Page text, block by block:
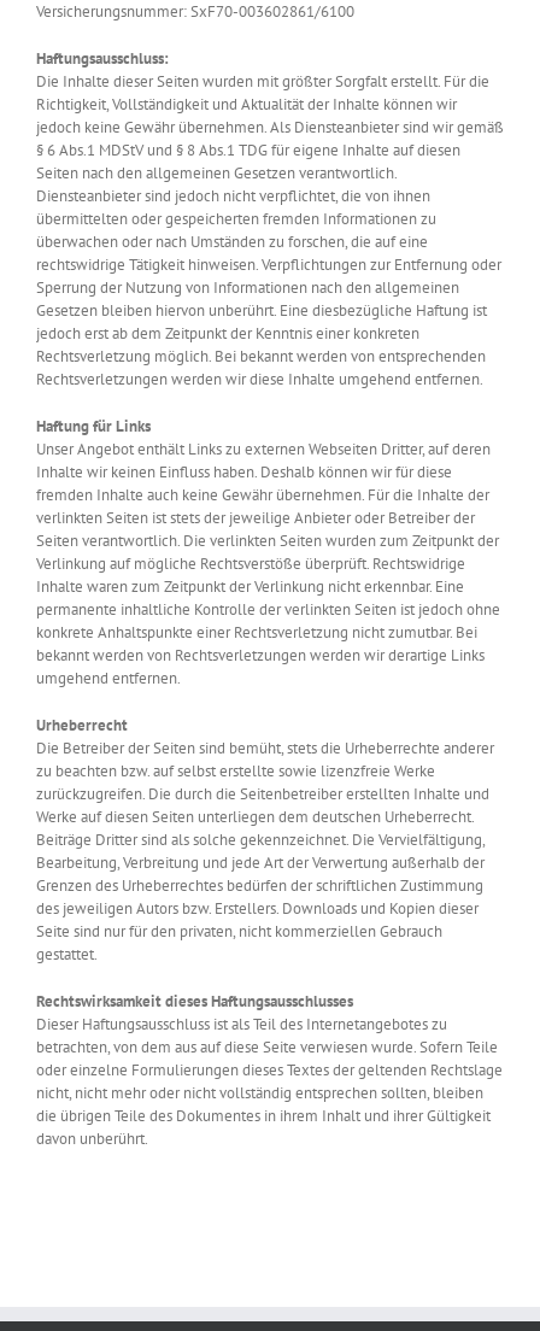
Versicherungsnummer: SxF70-003602861/6100
Haftungsausschluss:
Die Inhalte dieser Seiten wurden mit größter Sorgfalt erstellt. Für die
Richtigkeit, Vollständigkeit und Aktualität der Inhalte können wir
jedoch keine Gewähr übernehmen. Als Diensteanbieter sind wir gemäß
§ 6 Abs.1 MDStV und § 8 Abs.1 TDG für eigene Inhalte auf diesen
Seiten nach den allgemeinen Gesetzen verantwortlich.
Diensteanbieter sind jedoch nicht verpflichtet, die von ihnen
übermittelten oder gespeicherten fremden Informationen zu
überwachen oder nach Umständen zu forschen, die auf eine
rechtswidrige Tätigkeit hinweisen. Verpflichtungen zur Entfernung oder
Sperrung der Nutzung von Informationen nach den allgemeinen
Gesetzen bleiben hiervon unberührt. Eine diesbezügliche Haftung ist
jedoch erst ab dem Zeitpunkt der Kenntnis einer konkreten
Rechtsverletzung möglich. Bei bekannt werden von entsprechenden
Rechtsverletzungen werden wir diese Inhalte umgehend entfernen.
Haftung für Links
Unser Angebot enthält Links zu externen Webseiten Dritter, auf deren
Inhalte wir keinen Einfluss haben. Deshalb können wir für diese
fremden Inhalte auch keine Gewähr übernehmen. Für die Inhalte der
verlinkten Seiten ist stets der jeweilige Anbieter oder Betreiber der
Seiten verantwortlich. Die verlinkten Seiten wurden zum Zeitpunkt der
Verlinkung auf mögliche Rechtsverstöße überprüft. Rechtswidrige
Inhalte waren zum Zeitpunkt der Verlinkung nicht erkennbar. Eine
permanente inhaltliche Kontrolle der verlinkten Seiten ist jedoch ohne
konkrete Anhaltspunkte einer Rechtsverletzung nicht zumutbar. Bei
bekannt werden von Rechtsverletzungen werden wir derartige Links
umgehend entfernen.
Urheberrecht
Die Betreiber der Seiten sind bemüht, stets die Urheberrechte anderer
zu beachten bzw. auf selbst erstellte sowie lizenzfreie Werke
zurückzugreifen. Die durch die Seitenbetreiber erstellten Inhalte und
Werke auf diesen Seiten unterliegen dem deutschen Urheberrecht.
Beiträge Dritter sind als solche gekennzeichnet. Die Vervielfältigung,
Bearbeitung, Verbreitung und jede Art der Verwertung außerhalb der
Grenzen des Urheberrechtes bedürfen der schriftlichen Zustimmung
des jeweiligen Autors bzw. Erstellers. Downloads und Kopien dieser
Seite sind nur für den privaten, nicht kommerziellen Gebrauch
gestattet.
Rechtswirksamkeit dieses Haftungsausschlusses
Dieser Haftungsausschluss ist als Teil des Internetangebotes zu
betrachten, von dem aus auf diese Seite verwiesen wurde. Sofern Teile
oder einzelne Formulierungen dieses Textes der geltenden Rechtslage
nicht, nicht mehr oder nicht vollständig entsprechen sollten, bleiben
die übrigen Teile des Dokumentes in ihrem Inhalt und ihrer Gültigkeit
davon unberührt.